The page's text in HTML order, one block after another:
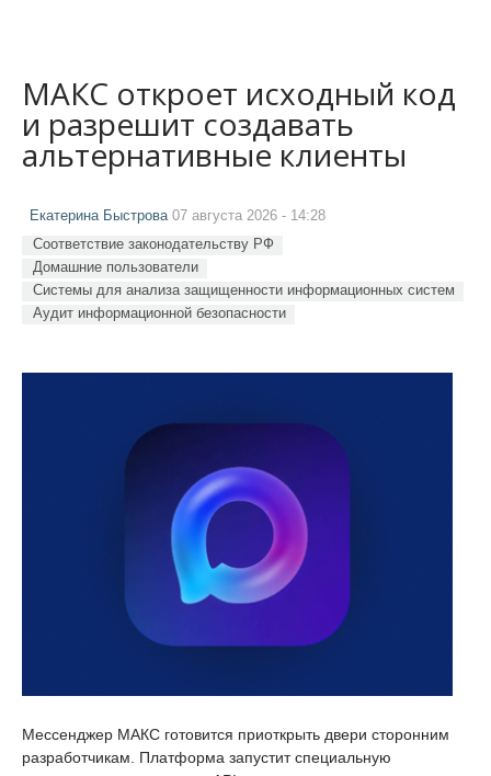
МАКС откроет исходный код
и разрешит создавать
альтернативные клиенты
Екатерина Быстрова 07 августа 2026 - 14:28
Соответствие законодательству РФ
Домашние пользователи
Системы для анализа защищенности информационных систем
Аудит информационной безопасности
Мессенджер МАКС готовится приоткрыть двери сторонним
разработчикам. Платформа запустит специальную